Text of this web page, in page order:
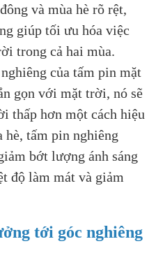
và mùa hè rõ rệt,
giúp tối ưu hóa việc
trong cả hai mùa.
của tấm pin mặt
gọn với mặt trời, nó sẽ
thấp hơn một cách hiệu
tấm pin nghiêng
bớt lượng ánh sáng
độ làm mát và giảm
tới góc nghiêng